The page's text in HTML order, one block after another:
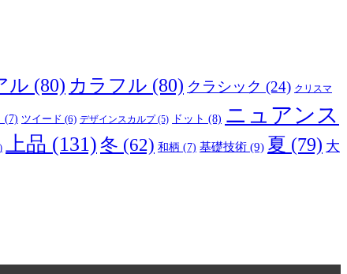
ル (80) カラフル (80) クラシック (24) クリスマ
(7) ツイード (6) デザインスカルプ(5) ドット (8) ニュアンス
上品 (131) 冬 (62) 和柄 (7) 基礎技術 (9) 夏 (79) 大